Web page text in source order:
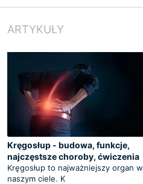
ARTYKUŁY
Kręgosłup - budowa, funkcje,
najczęstsze choroby, ćwiczenia
Kręgosłup to najważniejszy organ w
naszym ciele. K